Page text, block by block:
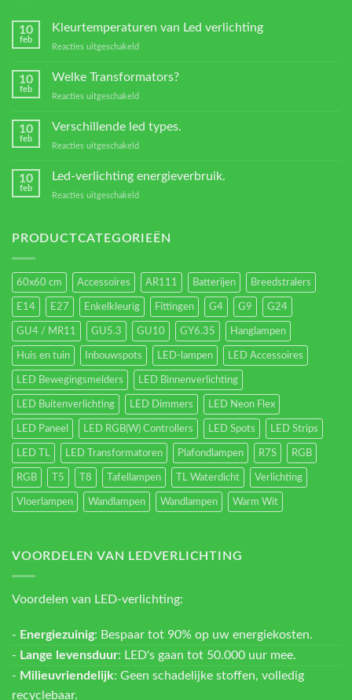
10
feb
Kleurtemperaturen van Led verlichting
Reacties uitgeschakeld
van
verlichting
10
feb
Welke Transformators?
Reacties uitgeschakeld
Transformators?
10
feb
Verschillende led types.
Reacties uitgeschakeld
led
10
feb
Led-verlichting energieverbruik.
Reacties uitgeschakeld
energieverbruik.
PRODUCTCATEGORIEËN
60x60 cm Accessoires AR111 Batterijen Breedstralers
E14 E27 Enkelkleurig Fittingen G4 G9 G24
GU4 / MR11 GU5.3 GU10 GY6.35 Hanglampen
Huis en tuin Inbouwspots LED-lampen LED Accessoires
LED Bewegingsmelders LED Binnenverlichting
LED Buitenverlichting LED Dimmers LED Neon Flex
LED Paneel LED RGB(W) Controllers LED Spots LED Strips
LED TL LED Transformatoren Plafondlampen R7S RGB
RGB T5 T8 Tafellampen TL Waterdicht Verlichting
Vloerlampen Wandlampen Wandlampen Warm Wit
VOORDELEN VAN LEDVERLICHTING
Voordelen van LED-verlichting:
- Energiezuinig: Bespaar tot 90% op uw energiekosten.
- Lange levensduur: LED's gaan tot 50.000 uur mee.
- Milieuvriendelijk: Geen schadelijke stoffen, volledig
recyclebaar.